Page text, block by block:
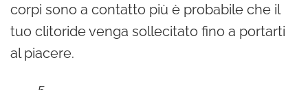
corpi sono a contatto più è probabile che il
tuo clitoride venga sollecitato fino a portarti
al piacere.